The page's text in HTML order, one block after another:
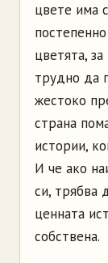
цвете има
цветята,
трудно да
жестоко
страна
истории,
И че ако
си, трябва
ценната
собствена.